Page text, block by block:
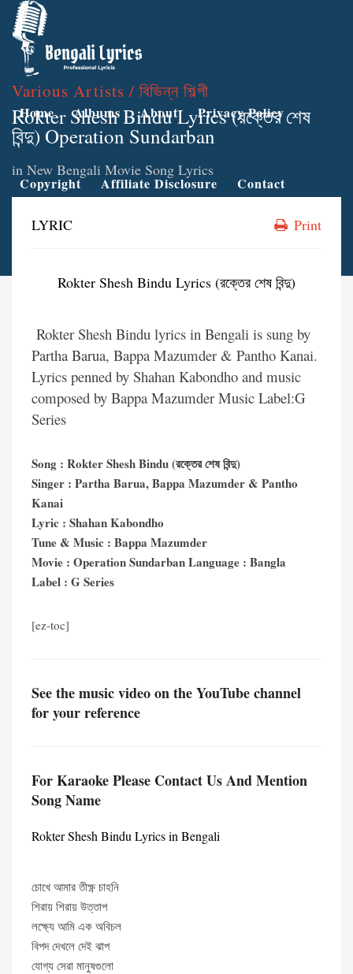
Home Albums About Privacy Policy
Copyright Affiliate Disclosure Contact
Various Artists / বিভিন্ন শিল্পী
Rokter Shesh Bindu Lyrics (রক্তের শেষ
বিন্দু) Operation Sundarban
in New Bengali Movie Song Lyrics
LYRIC Print
Rokter Shesh Bindu Lyrics (রক্তের শেষ বিন্দু)
Rokter Shesh Bindu lyrics in Bengali is sung by
Partha Barua, Bappa Mazumder & Pantho Kanai.
Lyrics penned by Shahan Kabondho and music
composed by Bappa Mazumder Music Label:G
Series
Song : Rokter Shesh Bindu (রক্তের শেষ বিন্দু)
Singer : Partha Barua, Bappa Mazumder & Pantho
Kanai
Lyric : Shahan Kabondho
Tune & Music : Bappa Mazumder
Movie : Operation Sundarban Language : Bangla
Label : G Series
[ez-toc]
See the music video on the YouTube channel
for your reference
For Karaoke Please Contact Us And Mention
Song Name
Rokter Shesh Bindu Lyrics in Bengali
চোখে আমার তীক্ষ্ণ চাহনি
শিরায় শিরায় উত্তাপ
লক্ষ্যে আমি এক অবিচল
বিপদ দেখলে দেই ঝাপ
যোগ্য সেরা মানুষগুলো